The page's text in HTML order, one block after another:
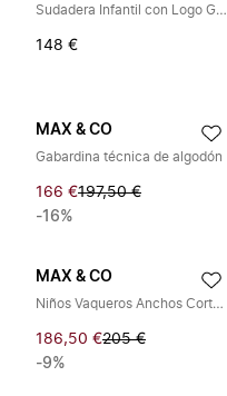
Sudadera Infantil con Logo Gris Claro
148 €
MAX & CO
Gabardina técnica de algodón
166 €197,50 €
-16%
MAX & CO
Niños Vaqueros Anchos Cortos en Denim Azul
186,50 €205 €
-9%